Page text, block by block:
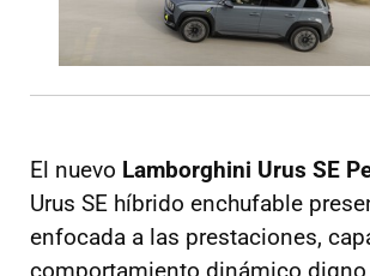
El nuevo Lamborghini Urus SE
Urus SE híbrido enchufable
enfocada a las prestaciones,
comportamiento dinámico digno